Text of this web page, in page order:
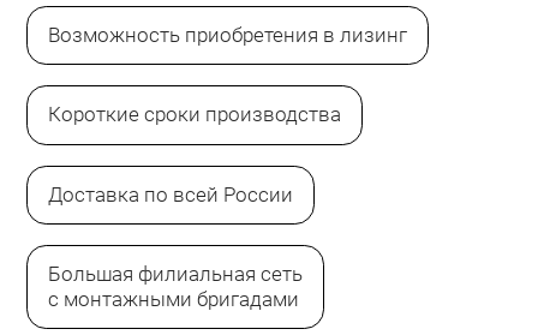
Возможность приобретения в лизинг
Короткие сроки производства
Доставка по всей России
Большая филиальная сеть
с монтажными бригадами